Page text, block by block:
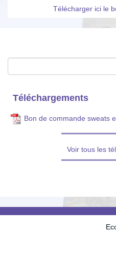
Télécharger ici le
Search
Téléchargements
Bon de commande sweats
Voir tous les